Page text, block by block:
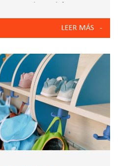
los más pequeños en la
LEER MÁS